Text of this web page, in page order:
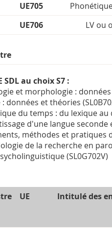
UE705
UE706
LV ou
SDL au choix S7 :
et morphologie : données
: données et théories
du temps : du lexique au
d'une langue seconde
méthodes et pratiques
de la recherche en
(SL0G702V)
UE Intitulé des